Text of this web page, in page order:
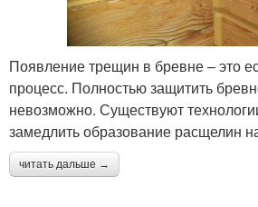
Появление трещин в бревне – это
процесс. Полностью защитить
невозможно. Существуют
замедлить образование расщелин
читать дальше →